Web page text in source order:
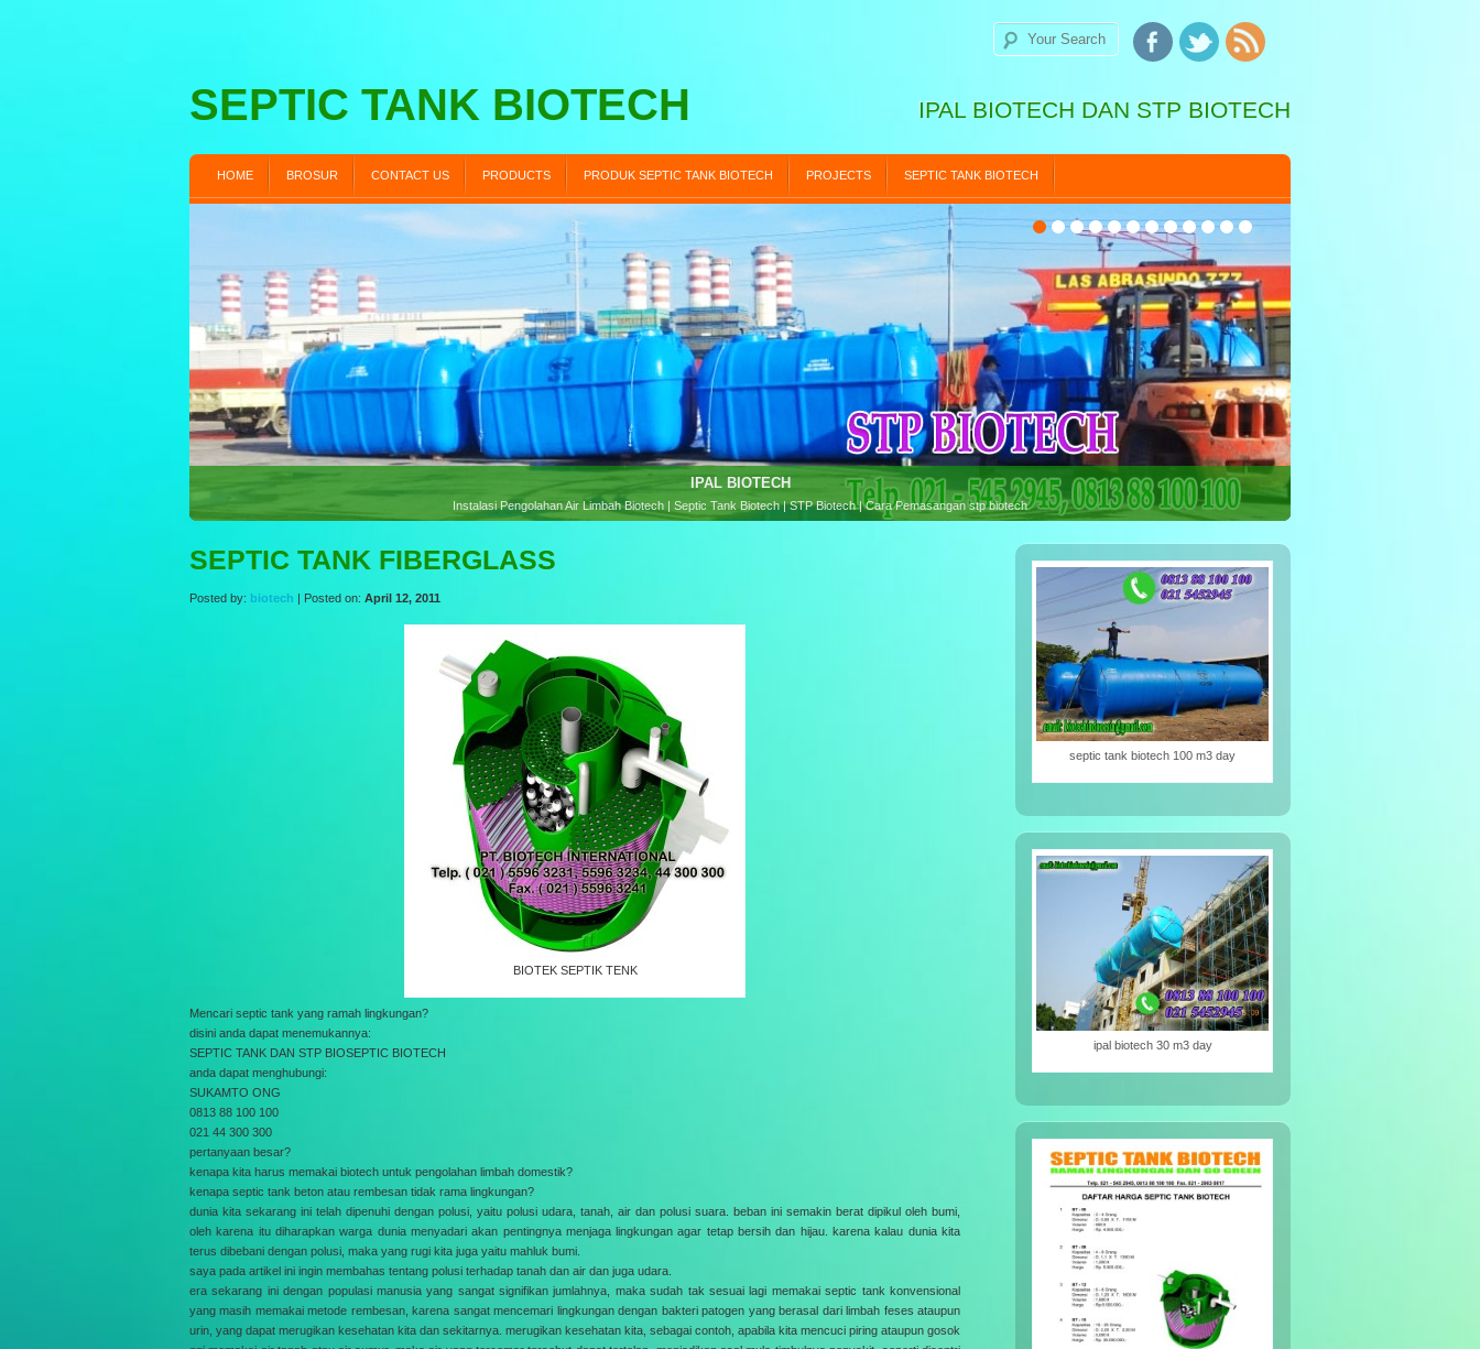
SEPTIC TANK BIOTECH IPAL BIOTECH DAN STP BIOTECH
HOME BROSUR CONTACT US PRODUCTS PRODUK SEPTIC TANK BIOTECH PROJECTS SEPTIC TANK BIOTECH
STP BIOTECH
Sewage treatment Plant Biotech | Septic Tank Biotech RC Series | Cara Pemasangan Septic tank Biotech
SEPTIC TANK FIBERGLASS
Posted by: biotech | Posted on: April 12, 2011
BIOTEK SEPTIK TENK
Mencari septic tank yang ramah lingkungan?
disini anda dapat menemukannya:
SEPTIC TANK DAN STP BIOSEPTIC BIOTECH
anda dapat menghubungi:
SUKAMTO ONG
0813 88 100 100
021 44 300 300
pertanyaan besar?
kenapa kita harus memakai biotech untuk pengolahan limbah domestik?
kenapa septic tank beton atau rembesan tidak rama lingkungan?
dunia kita sekarang ini telah dipenuhi dengan polusi, yaitu polusi udara, tanah, air dan polusi suara. beban ini semakin berat dipikul oleh bumi,
oleh karena itu diharapkan warga dunia menyadari akan pentingnya menjaga lingkungan agar tetap bersih dan hijau. karena kalau dunia kita
terus dibebani dengan polusi, maka yang rugi kita juga yaitu mahluk bumi.
saya pada artikel ini ingin membahas tentang polusi terhadap tanah dan air dan juga udara.
era sekarang ini dengan populasi manusia yang sangat signifikan jumlahnya, maka sudah tak sesuai lagi memakai septic tank konvensional
yang masih memakai metode rembesan, karena sangat mencemari lingkungan dengan bakteri patogen yang berasal dari limbah feses ataupun
urin, yang dapat merugikan kesehatan kita dan sekitarnya. merugikan kesehatan kita, sebagai contoh, apabila kita mencuci piring ataupun gosok
septic tank biotech 100 m3 day
ipal biotech 30 m3 day